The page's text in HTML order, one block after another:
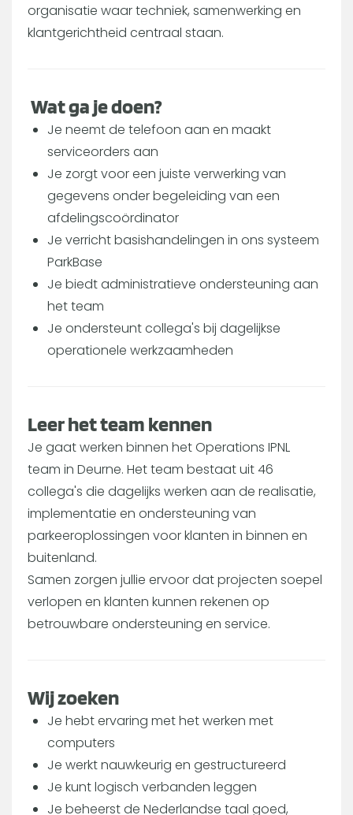
organisatie waar techniek, samenwerking en
klantgerichtheid centraal staan.
Wat ga je doen?
Je neemt de telefoon aan en maakt
serviceorders aan
Je zorgt voor een juiste verwerking van
gegevens onder begeleiding van een
afdelingscoördinator
Je verricht basishandelingen in ons systeem
ParkBase
Je biedt administratieve ondersteuning aan
het team
Je ondersteunt collega's bij dagelijkse
operationele werkzaamheden
Leer het team kennen
Je gaat werken binnen het Operations IPNL
team in Deurne. Het team bestaat uit 46
collega's die dagelijks werken aan de realisatie,
implementatie en ondersteuning van
parkeeroplossingen voor klanten in binnen en
buitenland.
Samen zorgen jullie ervoor dat projecten soepel
verlopen en klanten kunnen rekenen op
betrouwbare ondersteuning en service.
Wij zoeken
Je hebt ervaring met het werken met
computers
Je werkt nauwkeurig en gestructureerd
Je kunt logisch verbanden leggen
Je beheerst de Nederlandse taal goed,